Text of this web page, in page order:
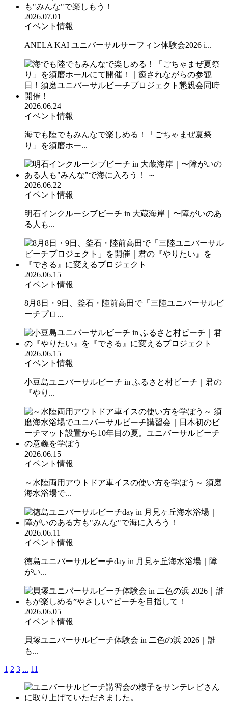
2026.07.01
イベント情報
ANELA KAI ユニバーサルサーフィン体験会2026 i...
2026.06.24
イベント情報
海でも陸でもみんなで楽しめる！「ごちゃまぜ夏祭
り」を須磨ホー...
2026.06.22
イベント情報
明石インクルーシブビーチ in 大蔵海岸｜〜障がいのあ
る人も...
2026.06.15
イベント情報
8月8日・9日、釜石・陸前高田で「三陸ユニバーサルビ
ーチプロ...
2026.06.15
イベント情報
小豆島ユニバーサルビーチ in ふるさと村ビーチ｜君の
『やり...
2026.06.15
イベント情報
～水陸両用アウトドア車イスの使い方を学ぼう～ 須磨
海水浴場で...
2026.06.11
イベント情報
徳島ユニバーサルビーチday in 月見ヶ丘海水浴場｜障
がい...
2026.06.05
イベント情報
貝塚ユニバーサルビーチ体験会 in 二色の浜 2026｜誰
も...
1 2 3 ... 11